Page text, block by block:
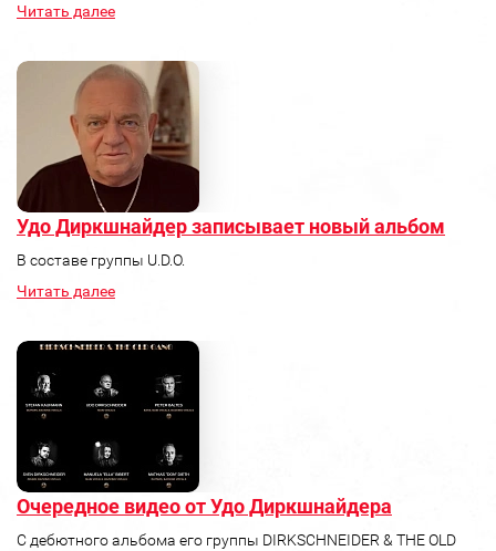
Читать далее
Удо Диркшнайдер записывает новый альбом
В составе группы U.D.O.
Читать далее
Очередное видео от Удо Диркшнайдера
С дебютного альбома его группы DIRKSCHNEIDER & THE OLD